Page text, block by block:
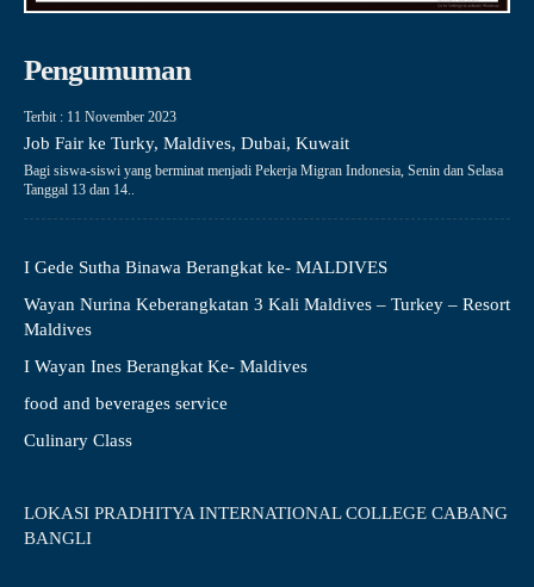
Pengumuman
Terbit : 11 November 2023
Job Fair ke Turky, Maldives, Dubai, Kuwait
Bagi siswa-siswi yang berminat menjadi Pekerja Migran Indonesia, Senin dan Selasa
Tanggal 13 dan 14..
I Gede Sutha Binawa Berangkat ke- MALDIVES
Wayan Nurina Keberangkatan 3 Kali Maldives – Turkey – Resort
Maldives
I Wayan Ines Berangkat Ke- Maldives
food and beverages service
Culinary Class
LOKASI PRADHITYA INTERNATIONAL COLLEGE CABANG
BANGLI